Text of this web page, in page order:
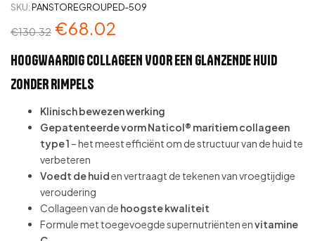
SKU:PANSTOREGROUPED-509
€130.32 €68.02
HOOGWAARDIG COLLAGEEN VOOR EEN GLANZENDE HUID
ZONDER RIMPELS
Klinisch bewezen werking
Gepatenteerde vorm Naticol® maritiem collageen
type 1 – het meest efficiënt om de structuur van de huid te
verbeteren
Voedt de huiden vertraagt de tekenen van vroegtijdige
veroudering
Collageen van de hoogste kwaliteit
Formule met toegevoegde supernutriënten envitamine